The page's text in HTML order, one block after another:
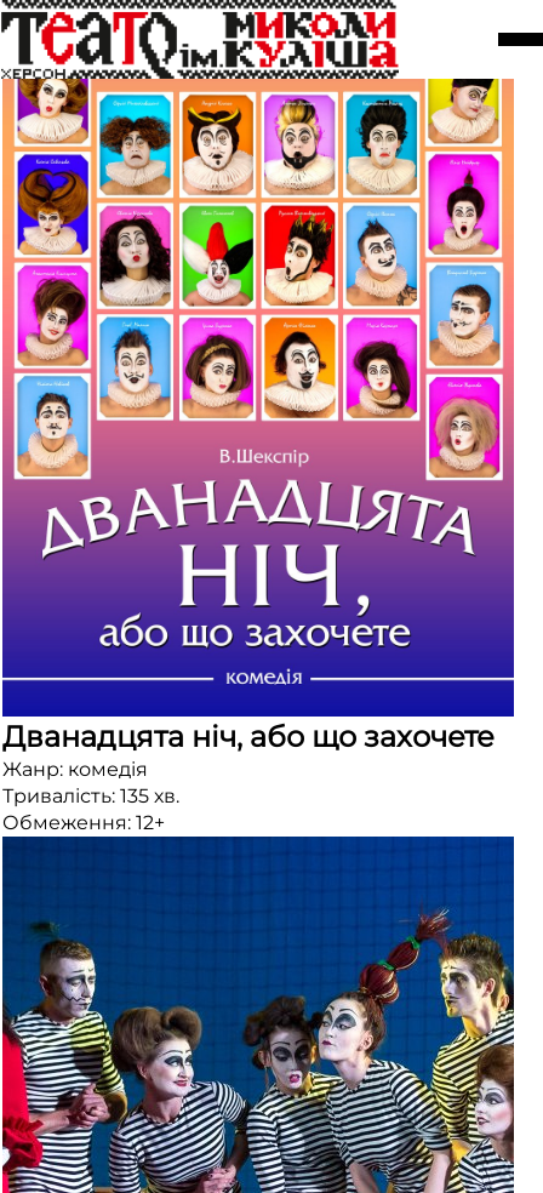
Дванадцята ніч, або що захочете
Жанр: комедія
Тривалість: 135 хв.
Обмеження: 12+